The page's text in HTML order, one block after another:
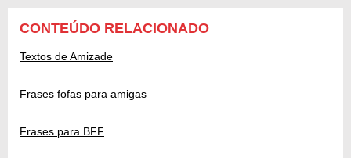
CONTEÚDO RELACIONADO
Textos de Amizade
Frases fofas para amigas
Frases para BFF